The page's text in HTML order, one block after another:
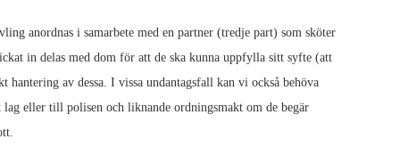
anordnas i samarbete med en partner (tredje part) som sköter
in delas med dom för att de ska kunna uppfylla sitt syfte (att
av dessa. I vissa undantagsfall kan vi också behöva
eller till polisen och liknande ordningsmakt om de begär